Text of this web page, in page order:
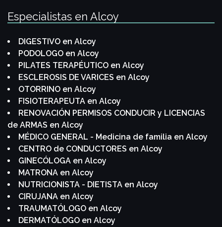
Especialistas en Alcoy
DIGESTIVO en Alcoy
PODOLOGO en Alcoy
PILATES TERAPÉUTICO en Alcoy
ESCLEROSIS DE VARICES en Alcoy
OTORRINO en Alcoy
FISIOTERAPEUTA en Alcoy
RENOVACIÓN PERMISOS CONDUCIR y LICENCIAS
de ARMAS en Alcoy
MÉDICO GENERAL - Medicina de familia en Alcoy
CENTRO de CONDUCTORES en Alcoy
GINECÓLOGA en Alcoy
MATRONA en Alcoy
NUTRICIONISTA - DIETISTA en Alcoy
CIRUJANA en Alcoy
TRAUMATÓLOGO en Alcoy
DERMATÓLOGO en Alcoy